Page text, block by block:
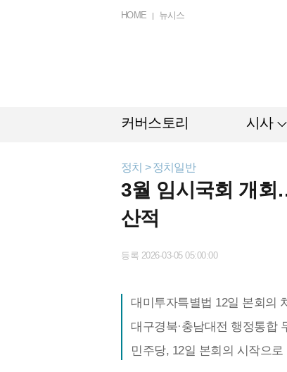
HOME 뉴시스
커버스토리 시사
정치 > 정치일반
3월 임시국회 개회
산적
등록 2026-03-05 05:00:00
대미투자특별법 12일 본회의
대구경북·충남대전 행정통합
민주당, 12일 본회의 시작으